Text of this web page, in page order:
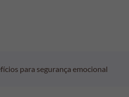
para segurança emocional